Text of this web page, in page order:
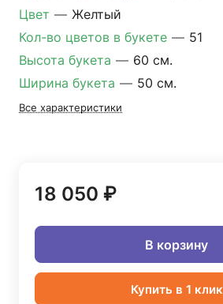
Цвет — Желтый
Кол-во цветов в букете — 51
Высота букета — 60 см.
Ширина букета — 50 см.
Все характеристики
18 050 ₽
В корзину
Купить в 1 клик